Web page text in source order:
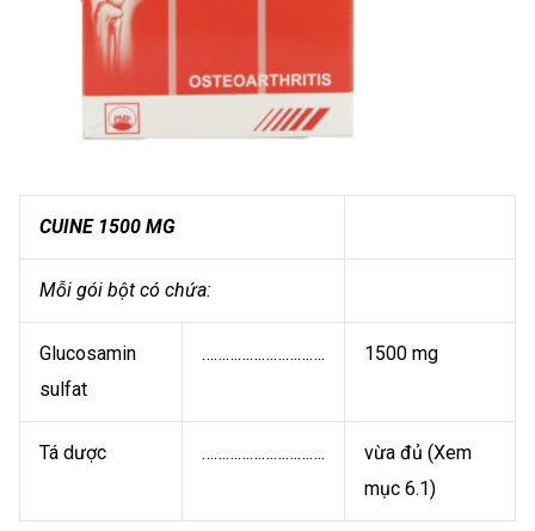
CUINE 1500 MG
Mỗi gói bột có chứa:
Glucosamin
sulfat
…………………………. 1500 mg
Tá dược ………………………….
vừa đủ (Xem
mục 6.1)